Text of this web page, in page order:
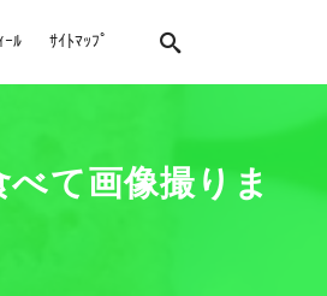
ｰﾙ ｻｲﾄﾏｯﾌﾟ
て画像撮りま